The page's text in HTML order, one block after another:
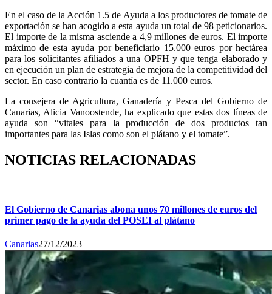
En el caso de la Acción 1.5 de Ayuda a los productores de tomate de
exportación se han acogido a esta ayuda un total de 98 peticionarios.
El importe de la misma asciende a 4,9 millones de euros. El importe
máximo de esta ayuda por beneficiario 15.000 euros por hectárea
para los solicitantes afiliados a una OPFH y que tenga elaborado y
en ejecución un plan de estrategia de mejora de la competitividad del
sector. En caso contrario la cuantía es de 11.000 euros.
La consejera de Agricultura, Ganadería y Pesca del Gobierno de
Canarias, Alicia Vanoostende, ha explicado que estas dos líneas de
ayuda son “vitales para la producción de dos productos tan
importantes para las Islas como son el plátano y el tomate”.
NOTICIAS RELACIONADAS
El Gobierno de Canarias abona unos 70 millones de euros del
primer pago de la ayuda del POSEI al plátano
Canarias27/12/2023